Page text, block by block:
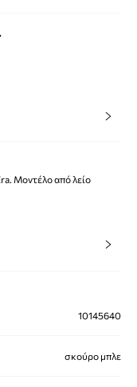
Μοντέλο από λείο
10145640
σκούρο μπλε